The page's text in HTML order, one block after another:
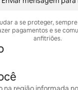
a se proteger,
pagamentos e se
anfitriões.